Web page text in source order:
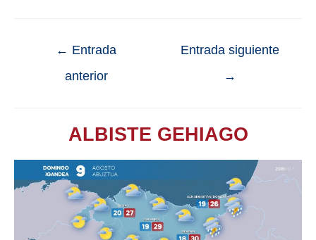
← Entrada
anterior
Entrada siguiente
→
ALBISTE GEHIAGO